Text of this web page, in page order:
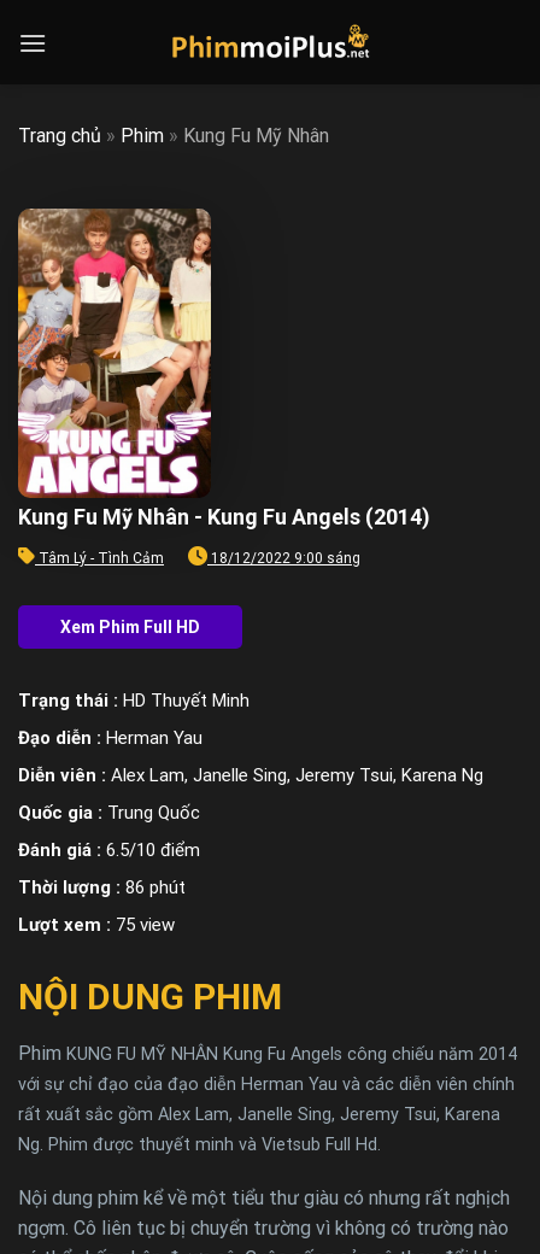
Trang chủ » Phim » Kung Fu Mỹ Nhân
Kung Fu Mỹ Nhân - Kung Fu Angels (2014)
Tâm Lý - Tình Cảm 18/12/2022 9:00 sáng
Trạng thái : HD Thuyết Minh
Đạo diễn : Herman Yau
Diễn viên : Alex Lam, Janelle Sing, Jeremy Tsui, Karena Ng
Quốc gia : Trung Quốc
Đánh giá : 6.5/10 điểm
Thời lượng : 86 phút
Lượt xem : 75 view
NỘI DUNG PHIM
Phim KUNG FU MỸ NHÂN Kung Fu Angels công chiếu năm 2014
với sự chỉ đạo của đạo diễn Herman Yau và các diễn viên chính
rất xuất sắc gồm Alex Lam, Janelle Sing, Jeremy Tsui, Karena
Ng. Phim được thuyết minh và Vietsub Full Hd.
Nội dung phim kể về một tiểu thư giàu có nhưng rất nghịch
ngợm. Cô liên tục bị chuyển trường vì không có trường nào